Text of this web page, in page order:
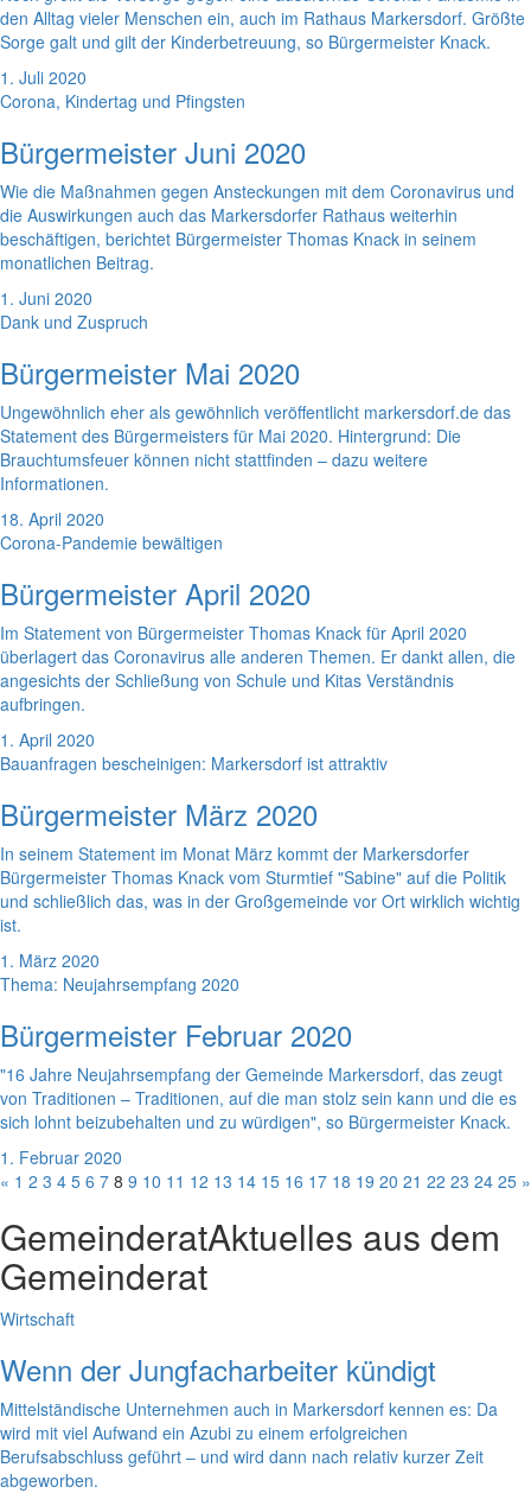
den Alltag vieler Menschen ein, auch im Rathaus Markersdorf. Größte
Sorge galt und gilt der Kinderbetreuung, so Bürgermeister Knack.
1. Juli 2020
Corona, Kindertag und Pfingsten
Bürgermeister Juni 2020
Wie die Maßnahmen gegen Ansteckungen mit dem Coronavirus und
die Auswirkungen auch das Markersdorfer Rathaus weiterhin
beschäftigen, berichtet Bürgermeister Thomas Knack in seinem
monatlichen Beitrag.
1. Juni 2020
Dank und Zuspruch
Bürgermeister Mai 2020
Ungewöhnlich eher als gewöhnlich veröffentlicht markersdorf.de das
Statement des Bürgermeisters für Mai 2020. Hintergrund: Die
Brauchtumsfeuer können nicht stattfinden – dazu weitere
Informationen.
18. April 2020
Corona-Pandemie bewältigen
Bürgermeister April 2020
Im Statement von Bürgermeister Thomas Knack für April 2020
überlagert das Coronavirus alle anderen Themen. Er dankt allen, die
angesichts der Schließung von Schule und Kitas Verständnis
aufbringen.
1. April 2020
Bauanfragen bescheinigen: Markersdorf ist attraktiv
Bürgermeister März 2020
In seinem Statement im Monat März kommt der Markersdorfer
Bürgermeister Thomas Knack vom Sturmtief "Sabine" auf die Politik
und schließlich das, was in der Großgemeinde vor Ort wirklich wichtig
ist.
1. März 2020
Thema: Neujahrsempfang 2020
Bürgermeister Februar 2020
"16 Jahre Neujahrsempfang der Gemeinde Markersdorf, das zeugt
von Traditionen – Traditionen, auf die man stolz sein kann und die es
sich lohnt beizubehalten und zu würdigen", so Bürgermeister Knack.
1. Februar 2020
« 1 2 3 4 5 6 7 8 9 10 11 12 13 14 15 16 17 18 19 20 21 22 23 24 25 »
GemeinderatAktuelles aus dem
Gemeinderat
Wirtschaft
Wenn der Jungfacharbeiter kündigt
Mittelständische Unternehmen auch in Markersdorf kennen es: Da
wird mit viel Aufwand ein Azubi zu einem erfolgreichen
Berufsabschluss geführt – und wird dann nach relativ kurzer Zeit
abgeworben.